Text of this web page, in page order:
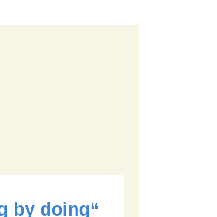
by doing“